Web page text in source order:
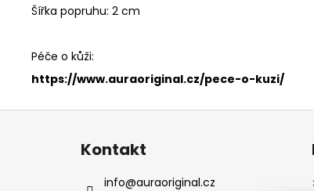
Šířka popruhu: 2 cm
Péče o kůži:
https://www.auraoriginal.cz/pece-o-kuzi/
Z
Kontakt
info@auraoriginal.cz